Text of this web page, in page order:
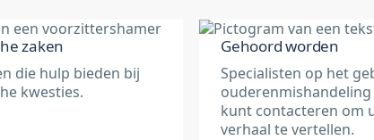
zaken
die hulp bieden bij
kwesties.
Gehoord worden
Specialisten op het
ouderenmishandeling
kunt contacteren om
verhaal te vertellen.